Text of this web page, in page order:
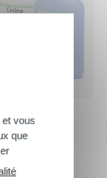
doux !
vous
que